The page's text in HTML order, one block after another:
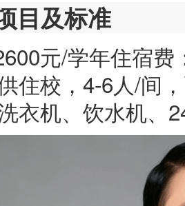
目及标准
元/学年住宿
住校，4-6人/间
衣机、饮水机、